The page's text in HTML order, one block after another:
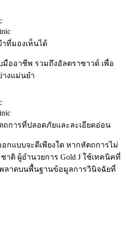
ที่มองเห็นได้
ออาชีพ รวมถึงอัลตราซาวด์ เพื่อ
างแม่นยำ
การที่ปลอดภัยและละเอียดอ่อน
กแบบจะดีเพียงใด หากหัตถการไม่
าติ ผู้อำนวยการ Gold J ใช้เทคนิคที่
ลาดบนพื้นฐานข้อมูลการวินิจฉัยที่